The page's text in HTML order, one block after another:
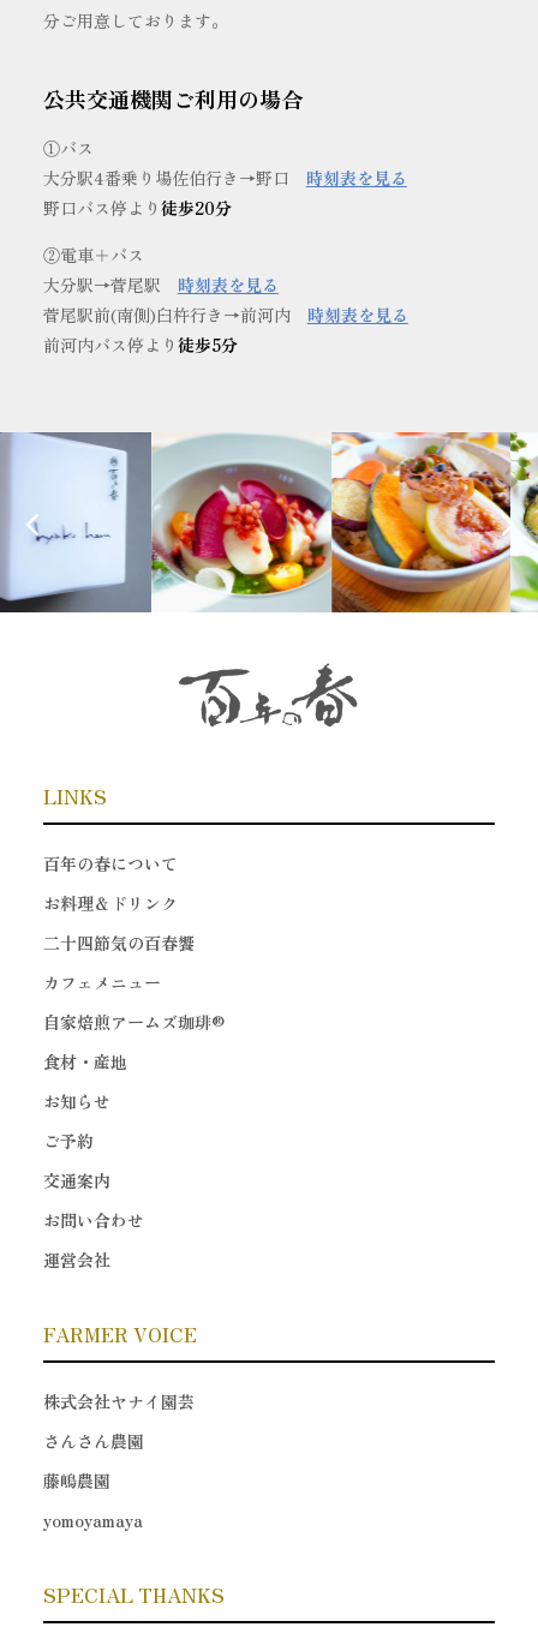
分ご用意しております。
公共交通機関ご利用の場合
①バス
大分駅4番乗り場佐伯行き→野口 時刻表を見る
野口バス停より 徒歩20分
②電車＋バス
大分駅→菅尾駅 時刻表を見る
菅尾駅前(南側)臼杵行き→前河内 時刻表を見る
前河内バス停より 徒歩5分
LINKS
百年の春について
お料理＆ドリンク
二十四節気の百春饗
カフェメニュー
自家焙煎アームズ珈琲®
食材・産地
お知らせ
ご予約
交通案内
お問い合わせ
運営会社
FARMER VOICE
株式会社ヤナイ園芸
さんさん農園
藤嶋農園
yomoyamaya
SPECIAL THANKS